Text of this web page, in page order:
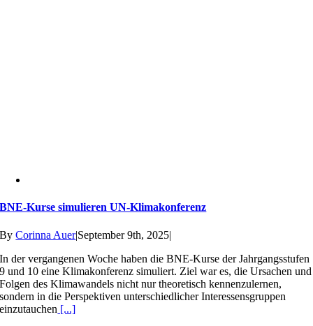
BNE-Kurse simulieren UN-Klimakonferenz
ByCorinna Auer|September 9th, 2025|
In der vergangenen Woche haben die BNE-Kurse der Jahrgangsstufen
9 und 10 eine Klimakonferenz simuliert. Ziel war es, die Ursachen und
Folgen des Klimawandels nicht nur theoretisch kennenzulernen,
sondern in die Perspektiven unterschiedlicher Interessensgruppen
einzutauchen [...]